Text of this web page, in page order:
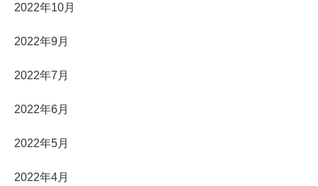
2022年10月
2022年9月
2022年7月
2022年6月
2022年5月
2022年4月